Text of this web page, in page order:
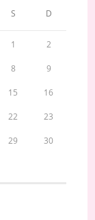
S D
1 2
8 9
15 16
22 23
29 30